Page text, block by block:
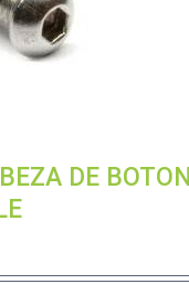
DE BOTON